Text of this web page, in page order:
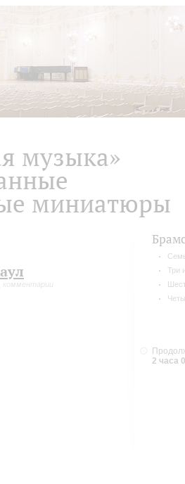
музыка»
миниатюры
комментарии
Три
2 часа